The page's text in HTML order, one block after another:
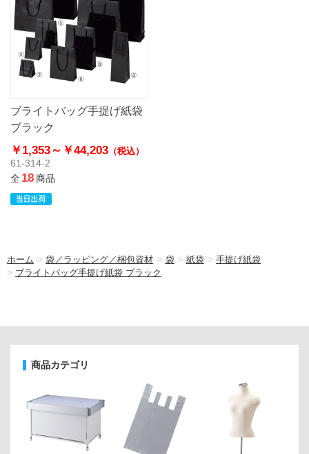
ブライトバッグ手提げ紙袋
ブラック
￥1,353～ ￥44,203 （税込）
61-314-2
全18商品
ホーム >袋／ラッピング／梱包資材 > 袋 > 紙袋 > 手提げ紙袋
> ブライトバッグ手提げ紙袋 ブラック
商品カテゴリ